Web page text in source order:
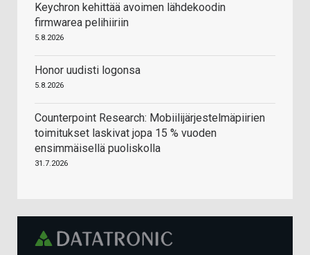
Keychron kehittää avoimen lähdekoodin
firmwarea pelihiiriin
5.8.2026
Honor uudisti logonsa
5.8.2026
Counterpoint Research: Mobiilijärjestelmäpiirien
toimitukset laskivat jopa 15 % vuoden
ensimmäisellä puoliskolla
31.7.2026